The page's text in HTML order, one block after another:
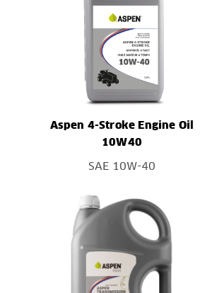
Aspen 4-Stroke Engine Oil
10W40
SAE 10W-40